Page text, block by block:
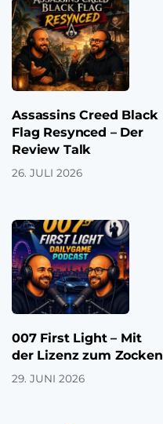
Assassins Creed Black
Flag Resynced – Der
Review Talk
26. JULI 2026
007 First Light – Mit
der Lizenz zum Zocken
29. JUNI 2026